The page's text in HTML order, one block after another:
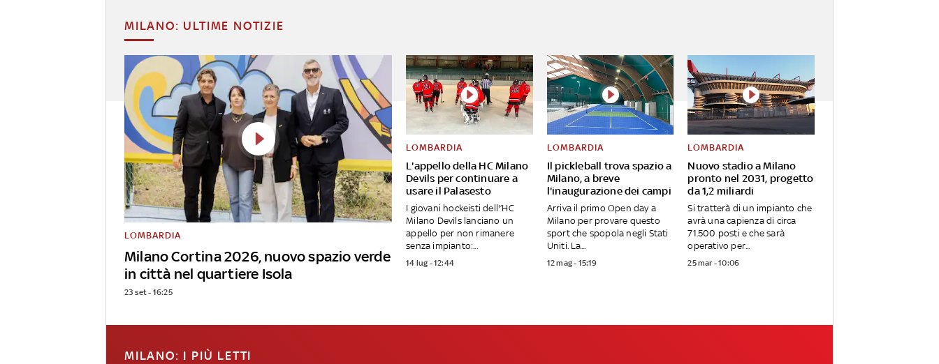
MILANO: ULTIME NOTIZIE
Milano Cortina 2026, nuovo spazio verde
in città nel quartiere Isola
LOMBARDIA
23 set - 16:25
L'appello della HC Milano
Devils per continuare a
usare il Palasesto
LOMBARDIA
I giovani hockeisti dell'’HC
Milano Devils lanciano un
appello per non rimanere
senza impianto:...
14 lug - 12:44
Il pickleball trova spazio a
Milano, a breve
l'inaugurazione dei campi
LOMBARDIA
Arriva il primo Open day a
Milano per provare questo
sport che spopola negli Stati
Uniti. La...
12 mag - 15:19
Nuovo stadio a Milano
pronto nel 2031, progetto
da 1,2 miliardi
LOMBARDIA
Si tratterà di un impianto che
avrà una capienza di circa
71.500 posti e che sarà
operativo per...
25 mar - 10:06
MILANO: I PIÙ LETTI